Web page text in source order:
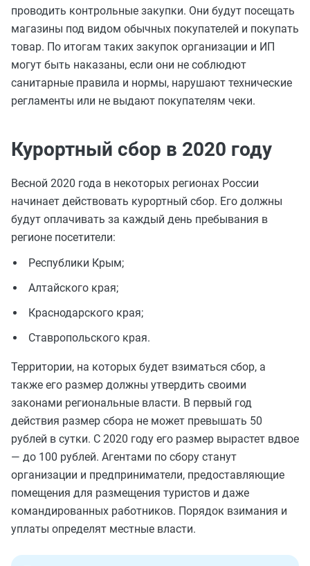
проводить контрольные закупки. Они будут посещать
магазины под видом обычных покупателей и покупать
товар. По итогам таких закупок организации и ИП
могут быть наказаны, если они не соблюдют
санитарные правила и нормы, нарушают технические
регламенты или не выдают покупателям чеки.
Курортный сбор в 2020 году
Весной 2020 года в некоторых регионах России
начинает действовать курортный сбор. Его должны
будут оплачивать за каждый день пребывания в
регионе посетители:
Республики Крым;
Алтайского края;
Краснодарского края;
Ставропольского края.
Территории, на которых будет взиматься сбор, а
также его размер должны утвердить своими
законами региональные власти. В первый год
действия размер сбора не может превышать 50
рублей в сутки. С 2020 году его размер вырастет вдвое
— до 100 рублей. Агентами по сбору станут
организации и предприниматели, предоставляющие
помещения для размещения туристов и даже
командированных работников. Порядок взимания и
уплаты определят местные власти.